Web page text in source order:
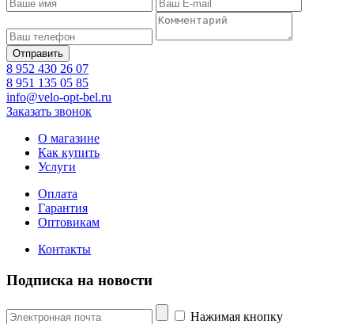
8 952 430 26 07
8 951 135 05 85
info@velo-opt-bel.ru
Заказать звонок
О магазине
Как купить
Услуги
Оплата
Гарантия
Оптовикам
Контакты
Подписка на новости
Нажимая кнопку